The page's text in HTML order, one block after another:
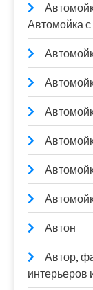
Автомойка
Автон
Автор,
интерьеров